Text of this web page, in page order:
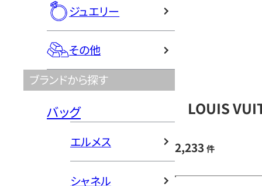
ジュエリー
その他
ブランドから探す
バッグ
エルメス
シャネル
LOUIS
2,233 件